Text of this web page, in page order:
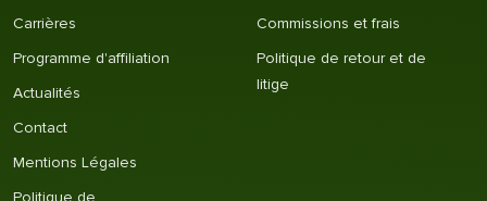
Carrières
Programme d'affiliation
Actualités
Contact
Mentions Légales
Commissions et frais
Politique de retour et de
litige